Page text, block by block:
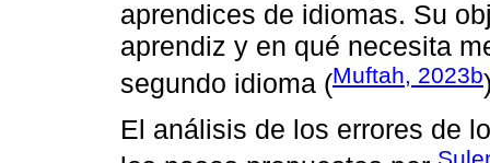
aprendices de idiomas. Su
aprendiz y en qué necesita
segundo idioma (Muftah, 2023b
El análisis de los errores de